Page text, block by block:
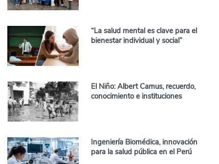
“La salud mental es clave para el
bienestar individual y social”
El Niño: Albert Camus, recuerdo,
conocimiento e instituciones
Ingeniería Biomédica, innovación
para la salud pública en el Perú